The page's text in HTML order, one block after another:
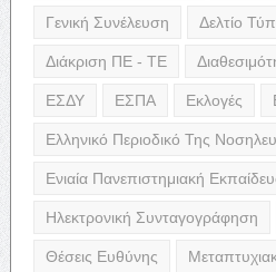
Γενική Συνέλευση Δελτίο
Διάκριση ΠΕ - ΤΕ
ΕΣΔΥ ΕΣΠΑ Εκλογές
Ελληνικό Περιοδικό Της
Ενιαία Πανεπιστημιακή
Ηλεκτρονική Συνταγογράφηση
Θέσεις Ευθύνης